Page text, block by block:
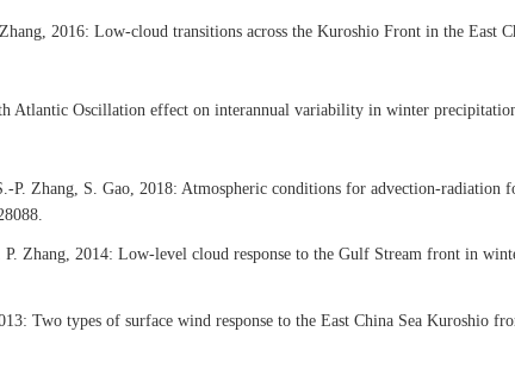
2016: Low-cloud transitions across the Kuroshio Front in the East
Atlantic Oscillation effect on interannual variability in winter
P. Zhang, S. Gao, 2018: Atmospheric conditions for advection‐radiation
Zhang, 2014: Low-level cloud response to the Gulf Stream front in
Two types of surface wind response to the East China Sea Kuroshio